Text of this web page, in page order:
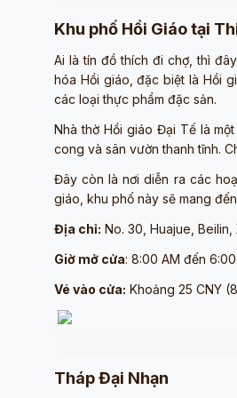
Khu phố Hồi Giáo tại
Ai là tín đồ thích đi chợ, thì
hóa Hồi giáo, đặc biệt là Hồi
các loại thực phẩm đặc sản.
Nhà thờ Hồi giáo Đại Tế là
cong và sân vườn thanh tĩnh.
Đây còn là nơi diễn ra các
giáo, khu phố này sẽ mang
Địa chỉ: No. 30, Huajue,
Giờ mở cửa: 8:00 AM đến
Vé vào cửa: Khoảng 25 CNY
Tháp Đại Nhạn